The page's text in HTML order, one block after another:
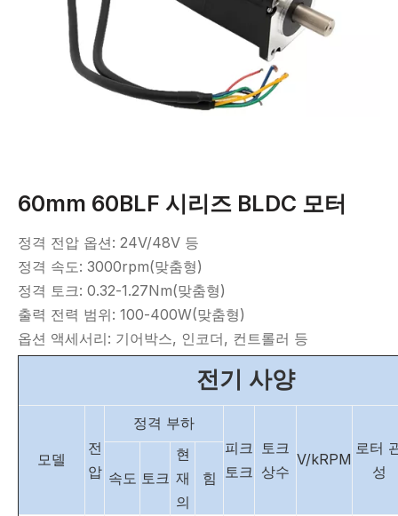
60mm 60BLF 시리즈 BLDC 모터
정격 전압 옵션: 24V/48V 등
정격 속도: 3000rpm(맞춤형)
정격 토크: 0.32-1.27Nm(맞춤형)
출력 전력 범위: 100-400W(맞춤형)
옵션 액세서리: 기어박스, 인코더, 컨트롤러 등
전기 사양
모델
전
압
정격 부하
피크
토크
토크
상수
V/kRPM
로터
성
속도 토크
현
재
의
힘